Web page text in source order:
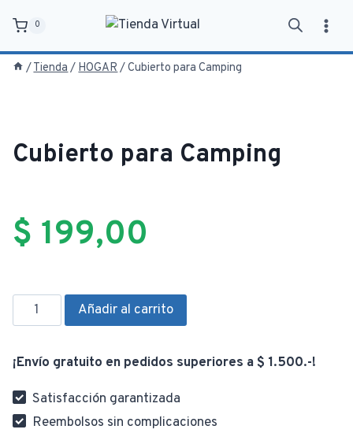
contenido
0
/Tienda / HOGAR /Cubierto para Camping
Cubierto para Camping
$ 199,00
Cubierto
para
cantidad
Añadir al carrito
¡Envío gratuito en pedidos superiores a $ 1.500.-!
Satisfacción garantizada
Reembolsos sin complicaciones